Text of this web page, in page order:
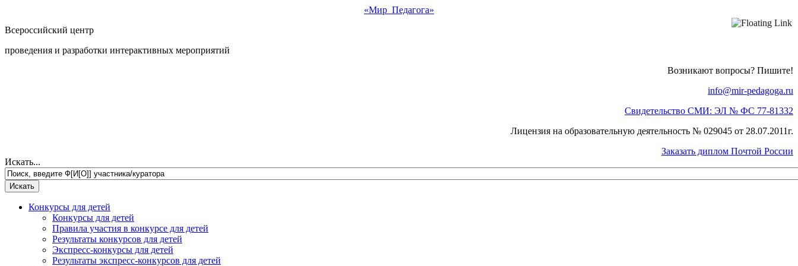
«Мир Педагога»
Всероссийский центр
проведения и разработки интерактивных мероприятий
Возникают вопросы? Пишите!
info@mir-pedagoga.ru
Свидетельство СМИ: ЭЛ № ФС 77-81332
Лицензия на образовательную деятельность № 029045 от 28.07.2011г.
Заказать диплом Почтой России
Искать...
Конкурсы для детей
Конкурсы для детей
Правила участия в конкурсе для детей
Результаты конкурсов для детей
Экспресс-конкурсы для детей
Результаты экспресс-конкурсов для детей